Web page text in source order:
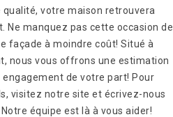
votre maison retrouvera
Ne manquez pas cette occasion de
façade à moindre coût! Situé à
nous vous offrons une estimation
de votre part! Pour
visitez notre site et écrivez-nous
équipe est là à vous aider!